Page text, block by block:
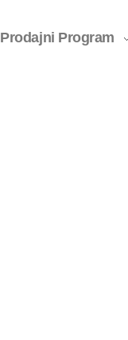
Prodajni Program